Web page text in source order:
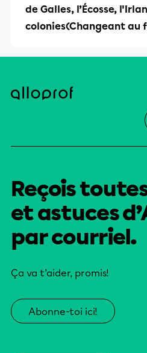
de Galles, l’Écosse,
colonies(Changeant au
Reçois
et astuces
par courriel.
Ça va t’aider, promis!
Abonne-toi ici!